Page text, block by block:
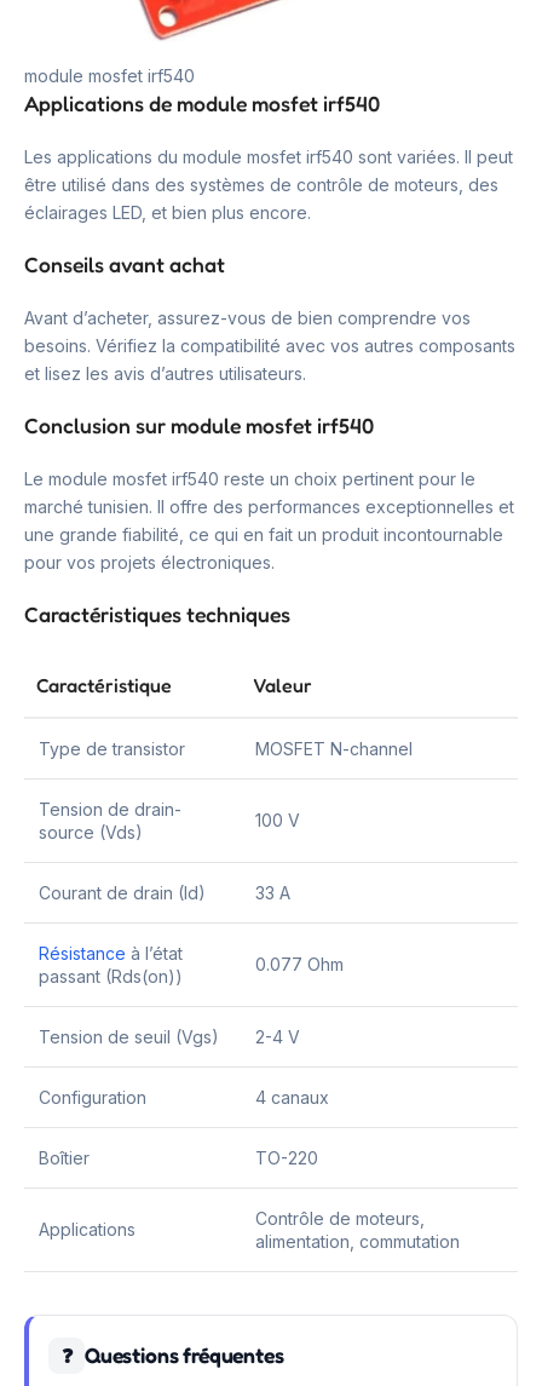
module mosfet irf540
Applications de module mosfet irf540
Les applications du module mosfet irf540 sont variées. Il peut
être utilisé dans des systèmes de contrôle de moteurs, des
éclairages LED, et bien plus encore.
Conseils avant achat
Avant d’acheter, assurez-vous de bien comprendre vos
besoins. Vérifiez la compatibilité avec vos autres composants
et lisez les avis d’autres utilisateurs.
Conclusion sur module mosfet irf540
Le module mosfet irf540 reste un choix pertinent pour le
marché tunisien. Il offre des performances exceptionnelles et
une grande fiabilité, ce qui en fait un produit incontournable
pour vos projets électroniques.
Caractéristiques techniques
Caractéristique Valeur
Type de transistor MOSFET N-channel
Tension de drain-
source (Vds)
100 V
Courant de drain (Id) 33 A
Résistance à l’état
passant (Rds(on))
0.077 Ohm
Tension de seuil (Vgs) 2-4 V
Configuration 4 canaux
Boîtier TO-220
Applications
Contrôle de moteurs,
alimentation, commutation
❓ Questions fréquentes